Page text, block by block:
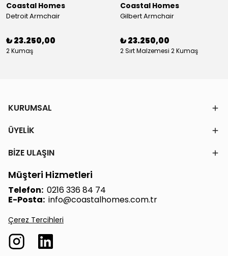
Coastal Homes
Detroit Armchair
₺ 23.250,00
2 Kumaş
Coastal Homes
Gilbert Armchair
₺ 23.250,00
2 Sırt Malzemesi 2 Kumaş
KURUMSAL
ÜYELİK
BİZE ULAŞIN
Müşteri Hizmetleri
Telefon: 0216 336 84 74
E-Posta: info@coastalhomes.com.tr
Çerez Tercihleri